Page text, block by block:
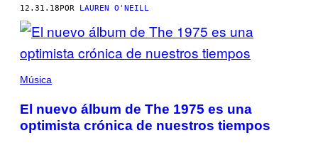
12.31.18POR LAUREN O'NEILL
Música
El nuevo álbum de The 1975 es una
optimista crónica de nuestros tiempos